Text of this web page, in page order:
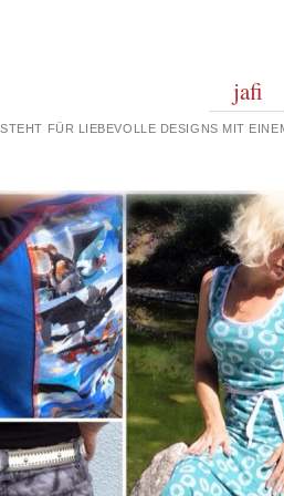
jafi
FÜR LIEBEVOLLE DESIGNS MIT